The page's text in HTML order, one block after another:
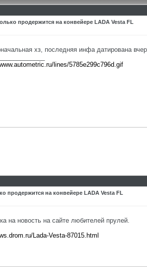
продержится на конвейере LADA Vesta FL
хз, последняя инфа датирована
lines/5785e299c796d.gif
продержится на конвейере LADA Vesta FL
на новость на сайте любителей прулей.
Lada-Vesta-87015.html